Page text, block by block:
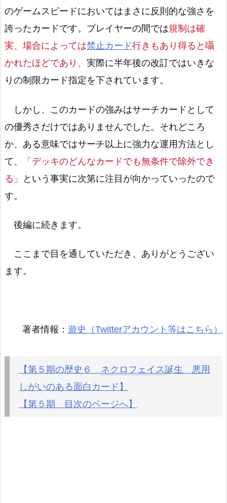
のゲームスピードにおいてはまさに反則的な強さを
誇ったカードです。プレイヤーの間では規制は確
実、 場合によっては禁止カード行きもあり得ると囁
かれたほどであり、 実際に半年後の改訂ではいきな
りの制限カード指定を下されています。
しかし、このカードの強みはサーチカードとして
の優秀さだけではありませんでした。それどころ
か、ある意味ではサーチ以上に強力な運用方法とし
て、
「デッキのどんなカードでも無条件で除外でき
る」
という事実に次第に注目が向かっていったので
す。
後編に続きます。
ここまで目を通していただき、ありがとうござい
ます。
著者情報： 遊史（Twitterアカウント等はこちら）
【第５期の歴史６ ネクロフェイス誕生 悪用
しがいのある面白カード】
【第５期 目次のページへ】